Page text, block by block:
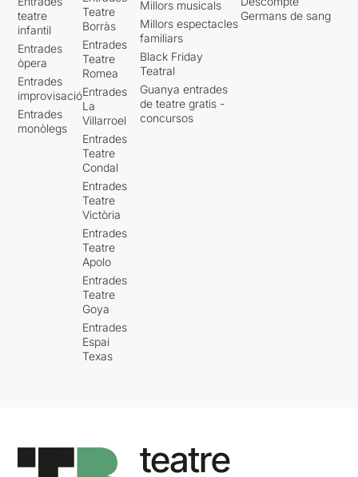
teatre
infantil
Entrades
òpera
Entrades
improvisació
Entrades
monòlegs
Teatre
Borràs
Entrades
Teatre
Romea
Entrades
La
Villarroel
Entrades
Teatre
Condal
Entrades
Teatre
Victòria
Entrades
Teatre
Apolo
Entrades
Teatre
Goya
Entrades
Espai
Texas
Millors musicals
Millors espectacles
familiars
Black Friday
Teatral
Guanya entrades
de teatre gratis -
concursos
Germans de sang